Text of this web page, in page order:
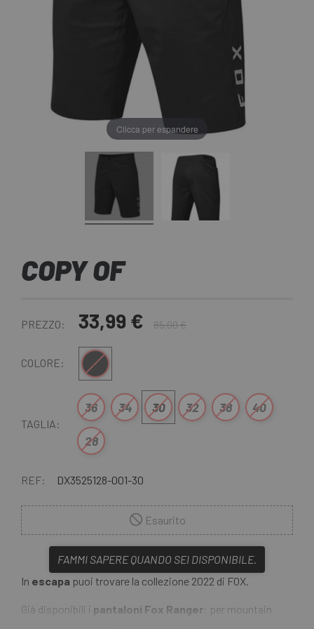
Clicca per espandere
COPY OF
PREZZO: 33,99 € 85,00 €
COLORE: Nero
TAGLIA:
36 34 30 32 38 40
28
REF: DX3525128-001-30
Esaurito
FAMMI SAPERE QUANDO SEI DISPONIBILE.
In escapa puoi trovare la collezione 2022 di FOX.
Già disponibili i pantaloni Fox Ranger: per mountain